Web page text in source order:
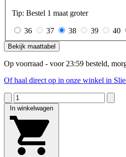
Tip: Bestel 1 maat groter
36 37 38 39 40
Bekijk maattabel
Op voorraad - voor 23:59 besteld,
Of haal direct op in onze winkel in
In winkelwagen